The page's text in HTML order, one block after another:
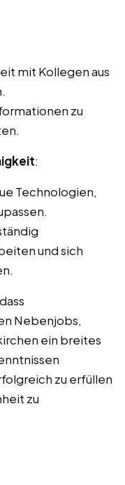
mit Kollegen aus
zu
:
Technologien,
und sich
Nebenjobs,
ein breites
zu erfüllen
zu